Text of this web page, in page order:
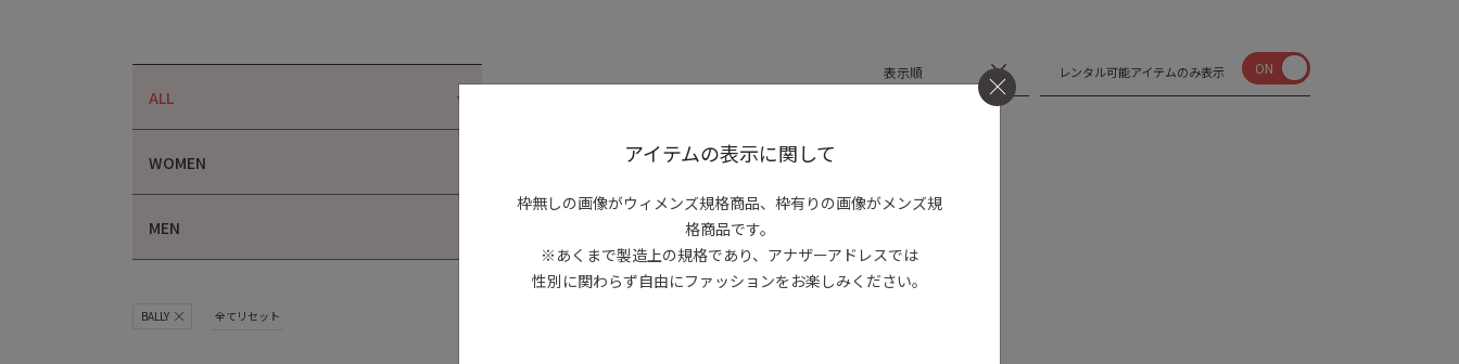
ALL
WOMEN
MEN
BALLY 全てリセット
表示順 レンタル可能アイテムのみ表示 ON
商品がありません
アイテムの表示に関して
枠無しの画像がウィメンズ規格商品、 枠有りの画像がメンズ規
格商品です。
※あくまで製造上の規格であり、アナザーアドレスでは
性別に関わらず自由にファッションをお楽しみください。